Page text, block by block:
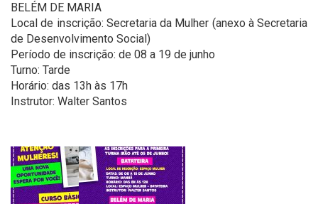
BELÉM DE MARIA
Local de inscrição: Secretaria da Mulher (anexo à Secretaria
de Desenvolvimento Social)
Período de inscrição: de 08 a 19 de junho
Turno: Tarde
Horário: das 13h às 17h
Instrutor: Walter Santos